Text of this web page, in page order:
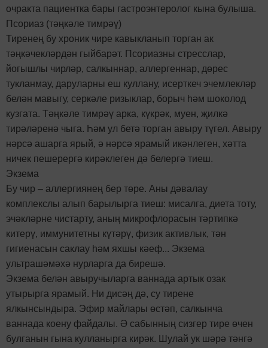
очракта пациентка бары гастроэнтеролог кына булыша.
Псориаз (тәңкәле тимрәү)
Тиренең бу хроник чире кавыкланып торган ак
тәңкәчекләрдән гыйбарәт. Псориазны стресслар,
йогышлы чирләр, салкыннар, аллергеннар, дөрес
тукланмау, даруларны еш куллану, исерткеч эчемлекләр
белән мавыгу, серкәле ризыклар, борыч һәм шоколод
кузгата. Тәңкәле тимрәү арка, күкрәк, муен, җилкә
тирәләренә чыга. Һәм ул бетә торган авыру түгел. Авыру
нәрсә ашарга ярый, ә нәрсә ярамый икәнлеген, хәтта
ничек пешерергә кирәклеген дә белергә тиеш.
Экзема
Бу чир – аллергиянең бер төре. Аны дәвалау
комплекслы алып барылырга тиеш: мисалга, диета тоту,
эчәкләрне чистарту, аның микрофлорасын тәртипкә
китерү, иммунитетны күтәрү, физик активлык, тән
гигиенасын саклау һәм яхшы кәеф... Экзема
ультрашәмәхә нурларга да бирешә.
Экзема белән авыручыларга ваннада артык озак
утырырга ярамый. Ни дисәң дә, су тирене
ялкынсындыра. Эфир майлары өстәп, салкынча
ваннада коену файдалы. Ә сабынның сизгер тире өчен
булганын гына кулланырга кирәк. Шулай ук шәрә тәнгә